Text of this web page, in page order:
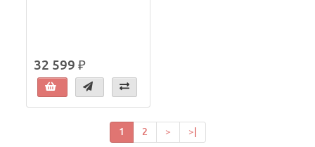
32 599 ₽
1 2 >
>|